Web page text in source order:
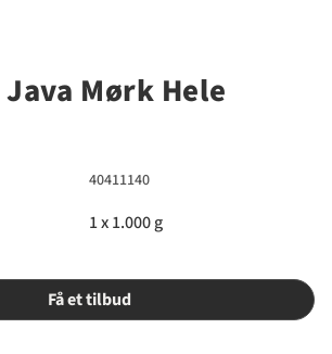
Mørk Hele
40411140
1 x 1.000 g
Få et tilbud